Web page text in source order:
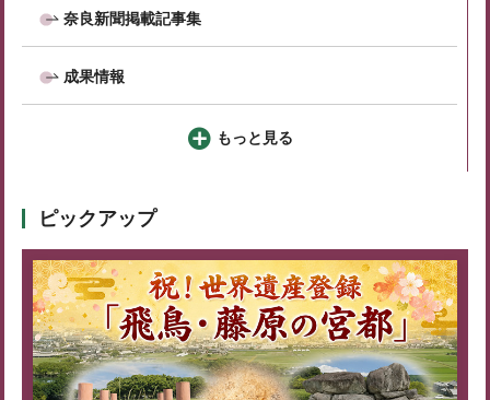
奈良新聞掲載記事集
成果情報
もっと見る
ピックアップ